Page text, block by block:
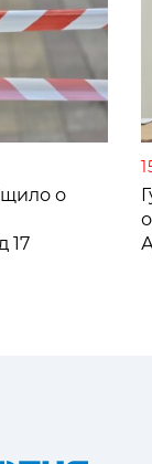
о
17